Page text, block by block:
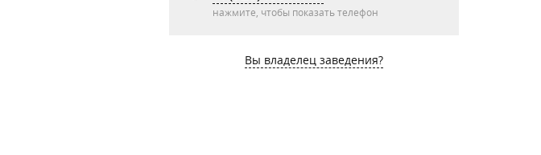
нажмите, чтобы показать телефон
Вы владелец заведения?